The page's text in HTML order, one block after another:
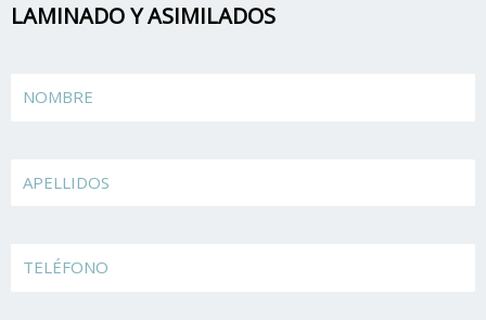
LAMINADO Y ASIMILADOS
TELÉFONO